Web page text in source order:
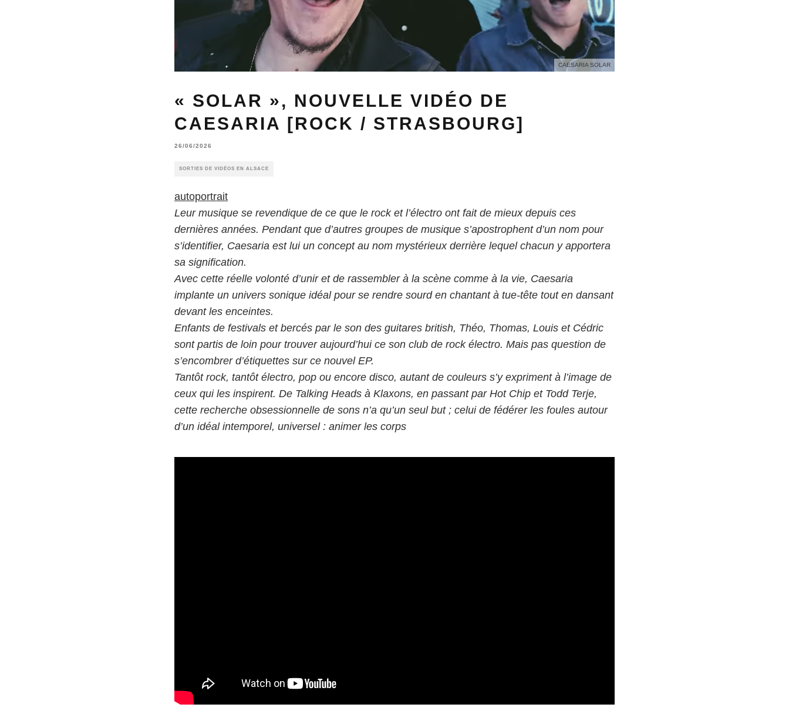
CAESARIA SOLAR
« SOLAR », NOUVELLE VIDÉO DE
CAESARIA [ROCK / STRASBOURG]
26/06/2026
SORTIES DE VIDÉOS EN ALSACE
autoportrait
Leur musique se revendique de ce que le rock et l’électro ont fait de mieux depuis ces
dernières années. Pendant que d’autres groupes de musique s’apostrophent d’un nom pour
s’identifier, Caesaria est lui un concept au nom mystérieux derrière lequel chacun y apportera
sa signification.
Avec cette réelle volonté d’unir et de rassembler à la scène comme à la vie, Caesaria
implante un univers sonique idéal pour se rendre sourd en chantant à tue-tête tout en dansant
devant les enceintes.
Enfants de festivals et bercés par le son des guitares british, Théo, Thomas, Louis et Cédric
sont partis de loin pour trouver aujourd’hui ce son club de rock électro. Mais pas question de
s’encombrer d’étiquettes sur ce nouvel EP.
Tantôt rock, tantôt électro, pop ou encore disco, autant de couleurs s’y expriment à l’image de
ceux qui les inspirent. De Talking Heads à Klaxons, en passant par Hot Chip et Todd Terje,
cette recherche obsessionnelle de sons n’a qu’un seul but ; celui de fédérer les foules autour
d’un idéal intemporel, universel : animer les corps